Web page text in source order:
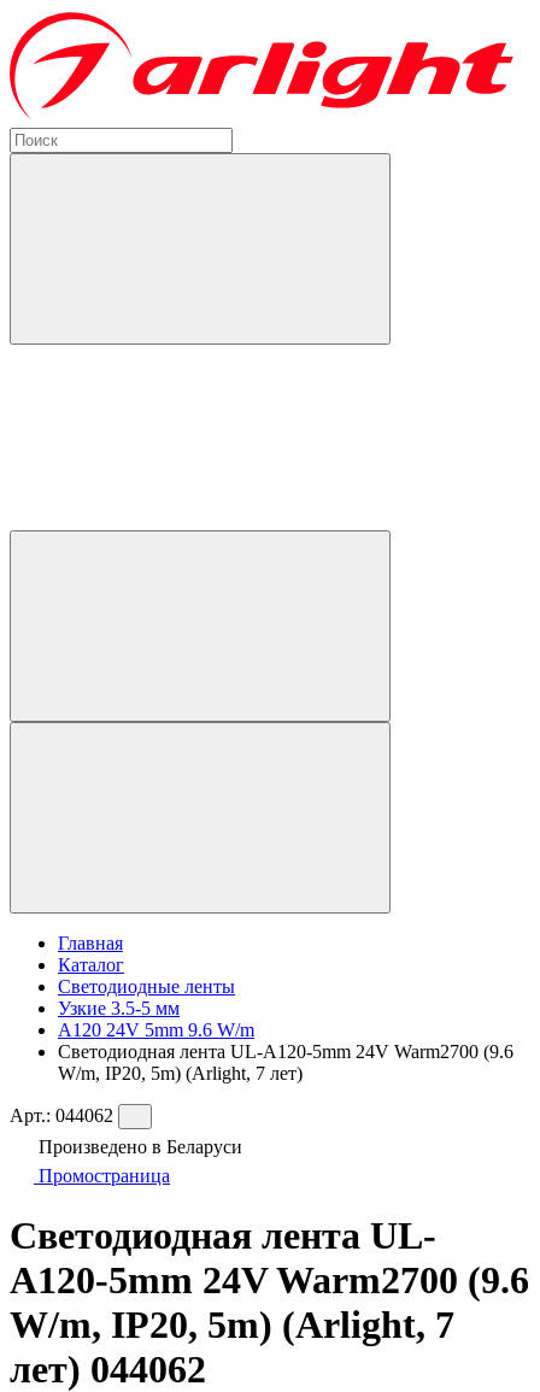
Главная
Каталог
Светодиодные ленты
Узкие 3.5-5 мм
A120 24V 5mm 9.6 W/m
Светодиодная лента UL-A120-5mm 24V Warm2700 (9.6
W/m, IP20, 5m) (Arlight, 7 лет)
Арт.: 044062
Произведено в Беларуси
Промостраница
Светодиодная лента UL-
A120-5mm 24V Warm2700 (9.6
W/m, IP20, 5m) (Arlight, 7
лет) 044062